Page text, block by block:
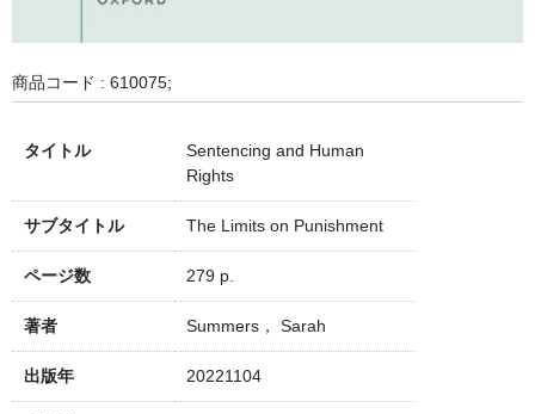
商品コード : 610075;
タイトル
Sentencing and Human
Rights
サブタイトル The Limits on Punishment
ページ数 279 p.
著者 Summers， Sarah
出版年 20221104